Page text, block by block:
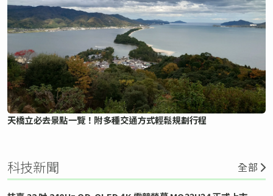
天橋立必去景點一覽！附多種交通方式輕鬆規劃行程
科技新聞 全部